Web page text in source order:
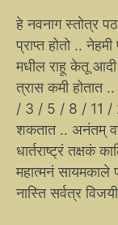
हे नवनाग स्तोत्र
प्राप्त होतो ..
मधील राहू केतू
त्रास कमी होतात
/ 3 / 5 / 8 / 11 /
शकतात .. अनंतम्
धार्तराष्ट्रं तक्षकं
महात्मनं सायमकाले
नास्ति सर्वत्र